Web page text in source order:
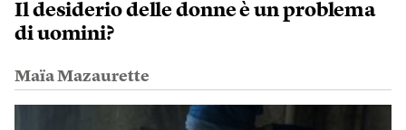
Il desiderio delle donne è un problema
di uomini?
Maïa Mazaurette